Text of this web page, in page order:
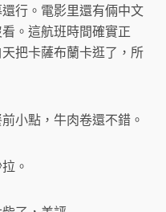
行。電影里還有倆中文
。這航班時間確實正
把卡薩布蘭卡逛了，所
小點，牛肉卷還不錯。
。